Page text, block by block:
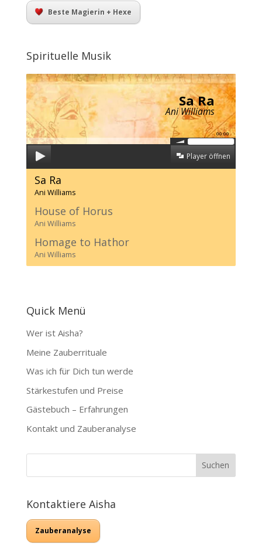
Beste Magierin + Hexe
Spirituelle Musik
Sa Ra
Ani Williams
00:00
Player öffnen
Sa Ra
Ani Williams
House of Horus
Ani Williams
Homage to Hathor
Ani Williams
Quick Menü
Wer ist Aisha?
Meine Zauberrituale
Was ich für Dich tun werde
Stärkestufen und Preise
Gästebuch – Erfahrungen
Kontakt und Zauberanalyse
Kontaktiere Aisha
Zauberanalyse